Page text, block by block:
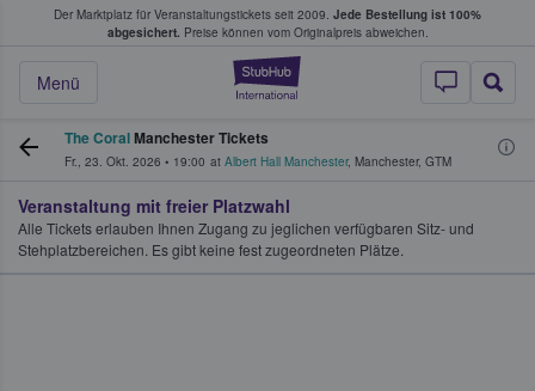
Der Marktplatz für Veranstaltungstickets seit 2009. Jede Bestellung ist 100%
abgesichert. Preise können vom Originalpreis abweichen.
StubHub - Wo
Menü
Tickets kaufen & verkaufen
The CoralManchester Tickets
Fr., 23. Okt. 2026 • 19:00 at Albert Hall Manchester, Manchester, GTM
Veranstaltung mit freier Platzwahl
Alle Tickets erlauben Ihnen Zugang zu jeglichen verfügbaren Sitz- und
Stehplatzbereichen. Es gibt keine fest zugeordneten Plätze.